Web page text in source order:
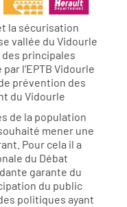
la sécurisation
vallée du Vidourle
principales
l’EPTB Vidourle
prévention des
du Vidourle
de la population
mener une
Pour cela il a
du Débat
garante du
du public
politiques ayant